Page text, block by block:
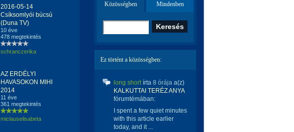
2016-05-14
Csíksomlyói búcsú
(Duna TV)
10 éve
478 megtekintés
schranczerika
AZ ERDÉLYI
HAVASOKON MIHI
2014
11 éve
361 megtekintés
miclauselisabeta
Közösségben Mindenben
Ez történt a közösségben:
long shortírta 8 órája a(z)
KALKUTTAI TERÉZ ANYA
fórumtémában:
I spent a few quiet minutes
with this article earlier
today, and it ...